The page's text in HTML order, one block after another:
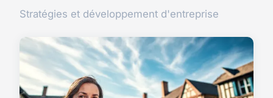
Stratégies et développement d'entreprise